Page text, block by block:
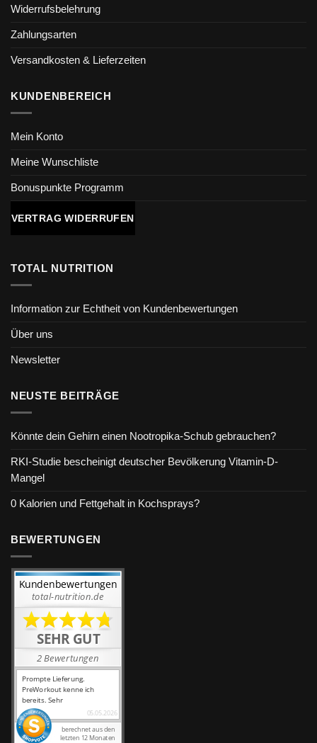
Widerrufsbelehrung
Zahlungsarten
Versandkosten & Lieferzeiten
KUNDENBEREICH
Mein Konto
Meine Wunschliste
Bonuspunkte Programm
VERTRAG WIDERRUFEN
TOTAL NUTRITION
Information zur Echtheit von Kundenbewertungen
Über uns
Newsletter
NEUSTE BEITRÄGE
Könnte dein Gehirn einen Nootropika-Schub gebrauchen?
RKI-Studie bescheinigt deutscher Bevölkerung Vitamin-D-
Mangel
0 Kalorien und Fettgehalt in Kochsprays?
BEWERTUNGEN